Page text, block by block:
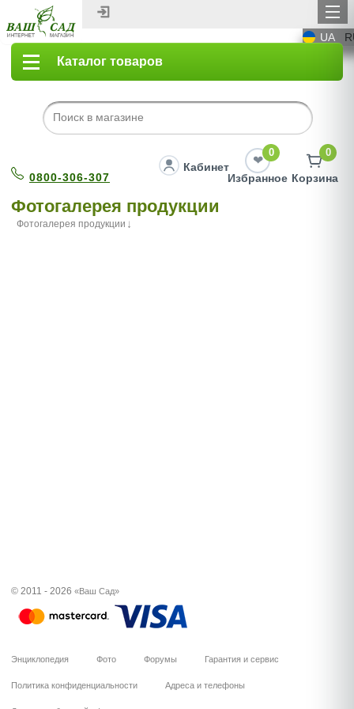
UA
Каталог товаров
0800-306-307
Кабинет
0
Избранное
0
Корзина
Фотогалерея продукции
Фотогалерея продукции
© 2011 - 2026 «Ваш Сад»
Энциклопедия Фото Форумы Гарантия и сервис
Политика конфиденциальности Адреса и телефоны